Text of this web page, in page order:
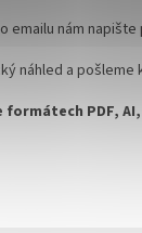
emailu nám
náhled a pošleme
PDF,